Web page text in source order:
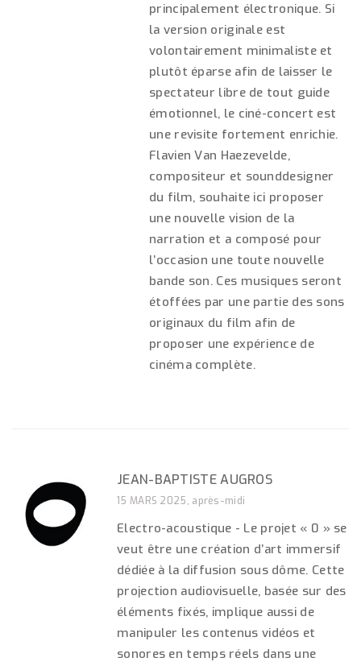
principalement électronique. Si
la version originale est
volontairement minimaliste et
plutôt éparse afin de laisser le
spectateur libre de tout guide
émotionnel, le ciné-concert est
une revisite fortement enrichie.
Flavien Van Haezevelde,
compositeur et sounddesigner
du film, souhaite ici proposer
une nouvelle vision de la
narration et a composé pour
l’occasion une toute nouvelle
bande son. Ces musiques seront
étoffées par une partie des sons
originaux du film afin de
proposer une expérience de
cinéma complète.
JEAN-BAPTISTE AUGROS
15 MARS 2025, après-midi
Electro-acoustique - Le projet « 0 » se
veut être une création d’art immersif
dédiée à la diffusion sous dôme. Cette
projection audiovisuelle, basée sur des
éléments fixés, implique aussi de
manipuler les contenus vidéos et
sonores en temps réels dans une